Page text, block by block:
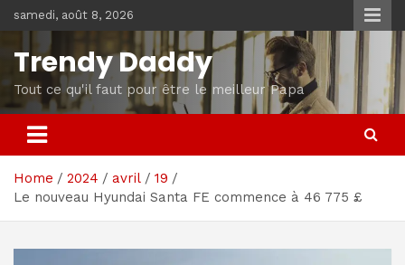
to
content
samedi, août 8, 2026
Trendy Daddy
Tout ce qu'il faut pour être le meilleur Papa
Home 2024 avril
19
Le nouveau Hyundai Santa FE commence à 46 775 £